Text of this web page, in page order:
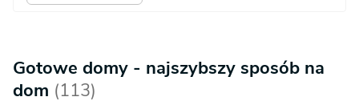
Gotowe domy - najszybszy sposób na
dom (113)